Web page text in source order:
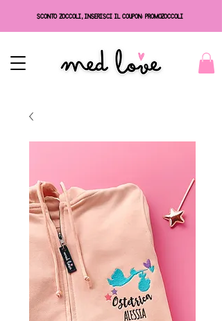
SCONTO ZOCCOLI, INSERISCI IL COUPON: PROMOZOCCOLI